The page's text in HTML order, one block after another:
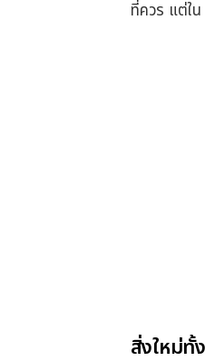
ที่ควร แต่ใ
สิ่งใหม่ทั้